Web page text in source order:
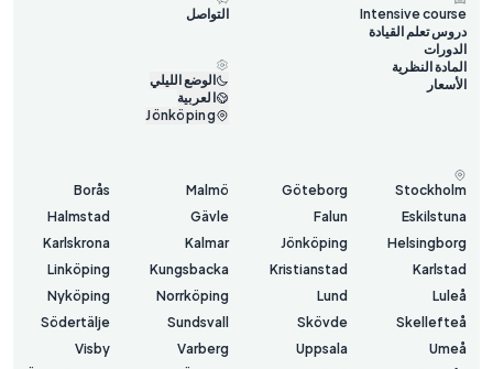
Intensive course
دروس تعلم القيادة
الدورات
المادة النظرية
الأسعار
التواصل
الوضع الليلي
العربية
Jönköping
Stockholm
Göteborg
Malmö
Borås
Eskilstuna
Falun
Gävle
Halmstad
Helsingborg
Jönköping
Kalmar
Karlskrona
Karlstad
Kristianstad
Kungsbacka
Linköping
Luleå
Lund
Norrköping
Nyköping
Skellefteå
Skövde
Sundsvall
Södertälje
Umeå
Uppsala
Varberg
Visby